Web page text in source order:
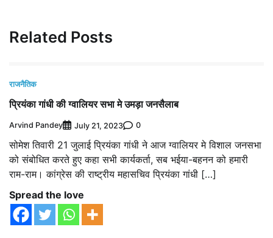
Related Posts
राजनैतिक
प्रियंका गांधी की ग्वालियर सभा मे उमड़ा जनसैलाब
Arvind Pandey July 21, 2023 0
सोमेश तिवारी 21 जुलाई प्रियंका गांधी ने आज ग्वालियर मे विशाल जनसभा
को संबोधित करते हुए कहा सभी कार्यकर्ता, सब भईया-बहनन को हमारी
राम-राम। कांग्रेस की राष्ट्रीय महासचिव प्रियंका गांधी […]
Spread the love